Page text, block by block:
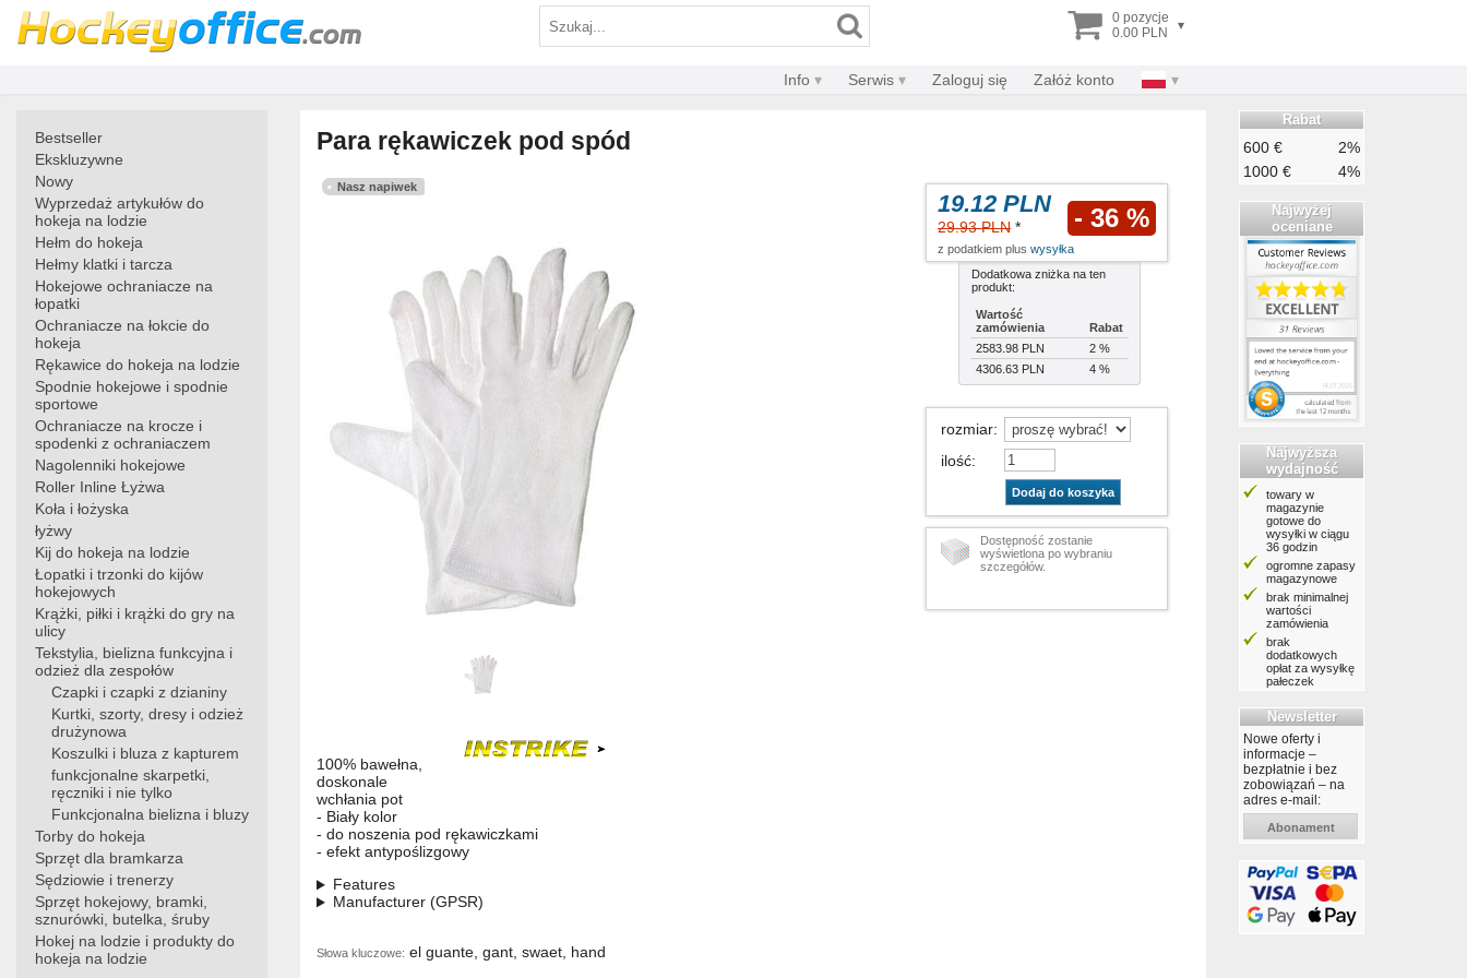
0 pozycje
0.00 PLN
▾
Info Serwis Zaloguj się Załóż konto
Bestseller
Ekskluzywne
Nowy
Wyprzedaż artykułów do
hokeja na lodzie
Hełm do hokeja
Hełmy klatki i tarcza
Hokejowe ochraniacze na
łopatki
Ochraniacze na łokcie do
hokeja
Rękawice do hokeja na lodzie
Spodnie hokejowe i spodnie
sportowe
Ochraniacze na krocze i
spodenki z ochraniaczem
Nagolenniki hokejowe
Roller Inline Łyżwa
Koła i łożyska
łyżwy
Kij do hokeja na lodzie
Łopatki i trzonki do kijów
hokejowych
Krążki, piłki i krążki do gry na
ulicy
Tekstylia, bielizna funkcyjna i
odzież dla zespołów
Czapki i czapki z dzianiny
Kurtki, szorty, dresy i odzież
drużynowa
Koszulki i bluza z kapturem
funkcjonalne skarpetki,
ręczniki i nie tylko
Funkcjonalna bielizna i bluzy
Torby do hokeja
Sprzęt dla bramkarza
Sędziowie i trenerzy
Sprzęt hokejowy, bramki,
sznurówki, butelka, śruby
Hokej na lodzie i produkty do
hokeja na lodzie
Para rękawiczek pod spód
Nasz napiwek
19.12 PLN
29.93 PLN * - 36 %
z podatkiem plus wysyłka
Dodatkowa zniżka na ten
produkt:
Wartość
zamówienia
Rabat
2583.98 PLN
2 %
4306.63 PLN
4 %
rozmiar:
ilość:
Dodaj do koszyka
Dostępność zostanie
wyświetlona po wybraniu
szczegółów.
100% bawełna,
doskonale
wchłania pot
- Biały kolor
- do noszenia pod rękawiczkami
- efekt antypoślizgowy
Features
Manufacturer (GPSR)
Słowa kluczowe: el guante, gant, swaet, hand
Rabat
600 €
2%
1000 €
4%
Najwyżej
oceniane
Najwyższa
wydajność
towary w
magazynie
gotowe do
wysyłki w ciągu
36 godzin
ogromne zapasy
magazynowe
brak minimalnej
wartości
zamówienia
brak
dodatkowych
opłat za wysyłkę
pałeczek
Newsletter
Nowe oferty i
informacje –
bezpłatnie i bez
zobowiązań – na
adres e-mail:
Abonament